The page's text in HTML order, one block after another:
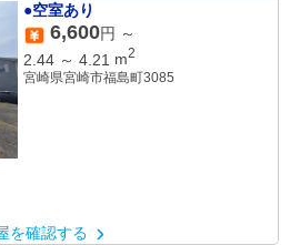
●空室あり
6,600円 ～
2.44 ～ 4.21 m2
宮崎県宮崎市福島町3085
を確認する